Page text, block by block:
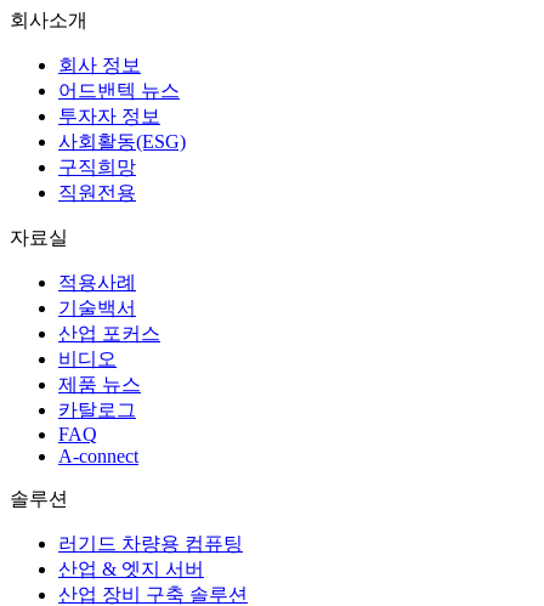
회사소개
회사 정보
어드밴텍 뉴스
투자자 정보
사회활동(ESG)
구직희망
직원전용
자료실
적용사례
기술백서
산업 포커스
비디오
제품 뉴스
카탈로그
FAQ
A-connect
솔루션
러기드 차량용 컴퓨팅
산업 & 엣지 서버
산업 장비 구축 솔루션